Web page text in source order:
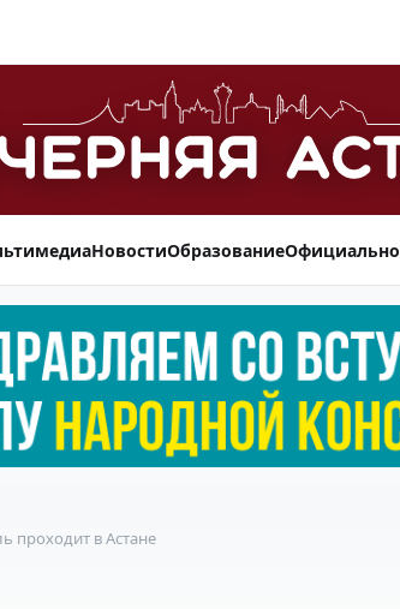
НовостиОбразованиеОфициально
проходит в Астане